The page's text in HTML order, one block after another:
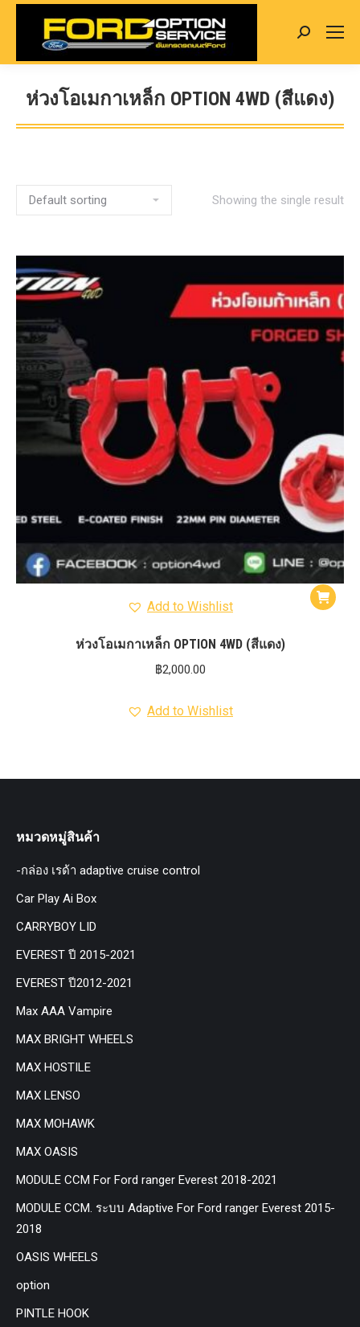
Search:
ห่วงโอเมกาเหล็ก OPTION 4WD (สีแดง)
You are here:
Showing the single result
Add to Wishlist
ห่วงโอเมกาเหล็ก OPTION 4WD (สีแดง)
฿2,000.00
Add to Wishlist
หมวดหมู่สินค้า
-กล่อง เรด้า adaptive cruise control
Car Play Ai Box
CARRYBOY LID
EVEREST ปี 2015-2021
EVEREST ปี2012-2021
Max AAA Vampire
MAX BRIGHT WHEELS
MAX HOSTILE
MAX LENSO
MAX MOHAWK
MAX OASIS
MODULE CCM For Ford ranger Everest 2018-2021
MODULE CCM. ระบบ Adaptive For Ford ranger Everest 2015-
2018
OASIS WHEELS
option
PINTLE HOOK